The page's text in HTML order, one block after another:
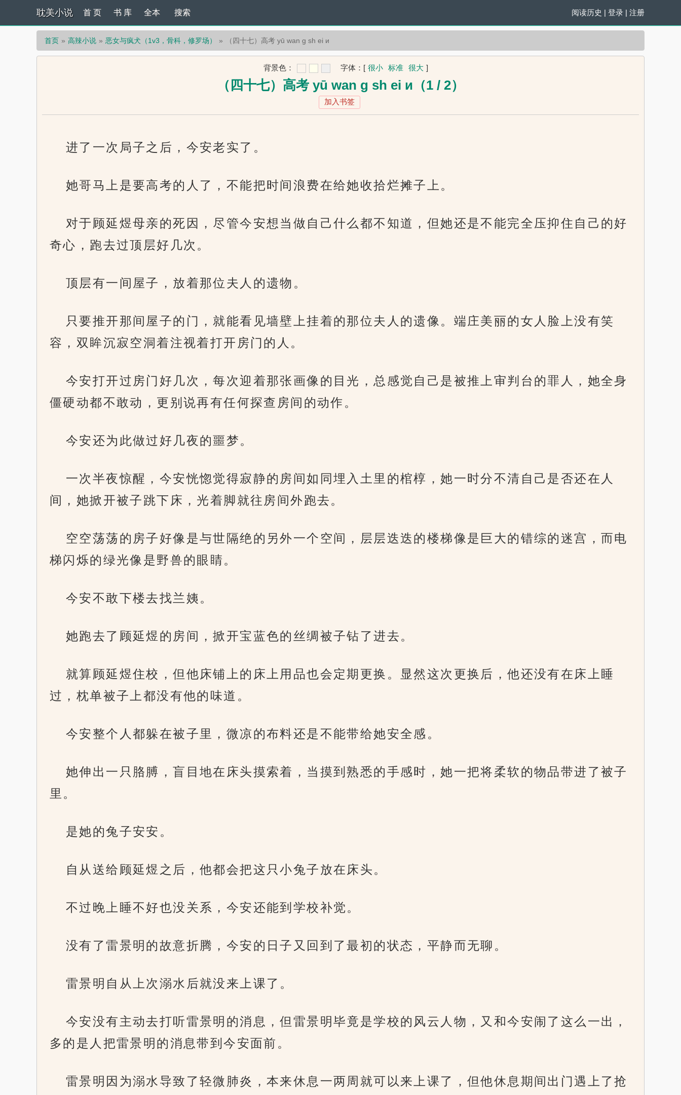
耽美小说 阅读历史 | 登录 | 注册
首 页 书 库 全本 搜索
首页 高辣小说 恶女与疯犬（1v3，骨科，修罗场） （四十七）高考 yū wan g sh ei и
背景色： 字体： [ 很小 标准 很大 ]
（四十七）高考 yū wan g sh ei и（1 / 2）
加入书签
进了一次局子之后，今安老实了。
她哥马上是要高考的人了，不能把时间浪费在给她收拾烂摊子上。
对于顾延煜母亲的死因，尽管今安想当做自己什么都不知道，但她还是不能完全压抑住自己的好
奇心，跑去过顶层好几次。
顶层有一间屋子，放着那位夫人的遗物。
只要推开那间屋子的门，就能看见墙壁上挂着的那位夫人的遗像。端庄美丽的女人脸上没有笑
容，双眸沉寂空洞着注视着打开房门的人。
今安打开过房门好几次，每次迎着那张画像的目光，总感觉自己是被推上审判台的罪人，她全身
僵硬动都不敢动，更别说再有任何探查房间的动作。
今安还为此做过好几夜的噩梦。
一次半夜惊醒，今安恍惚觉得寂静的房间如同埋入土里的棺椁，她一时分不清自己是否还在人
间，她掀开被子跳下床，光着脚就往房间外跑去。
空空荡荡的房子好像是与世隔绝的另外一个空间，层层迭迭的楼梯像是巨大的错综的迷宫，而电
梯闪烁的绿光像是野兽的眼睛。
今安不敢下楼去找兰姨。
她跑去了顾延煜的房间，掀开宝蓝色的丝绸被子钻了进去。
就算顾延煜住校，但他床铺上的床上用品也会定期更换。显然这次更换后，他还没有在床上睡
过，枕单被子上都没有他的味道。
今安整个人都躲在被子里，微凉的布料还是不能带给她安全感。
她伸出一只胳膊，盲目地在床头摸索着，当摸到熟悉的手感时，她一把将柔软的物品带进了被子
里。
是她的兔子安安。
自从送给顾延煜之后，他都会把这只小兔子放在床头。
不过晚上睡不好也没关系，今安还能到学校补觉。
没有了雷景明的故意折腾，今安的日子又回到了最初的状态，平静而无聊。
雷景明自从上次溺水后就没来上课了。
今安没有主动去打听雷景明的消息，但雷景明毕竟是学校的风云人物，又和今安闹了这么一出，
多的是人把雷景明的消息带到今安面前。
雷景明因为溺水导致了轻微肺炎，本来休息一两周就可以来上课了，但他休息期间出门遇上了抢